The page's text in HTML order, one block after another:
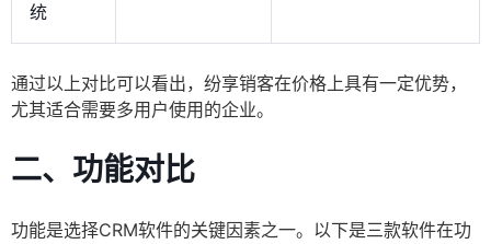
统
通过以上对比可以看出，纷享销客在价格上具有一定优势，
尤其适合需要多用户使用的企业。
二、功能对比
功能是选择CRM软件的关键因素之一。以下是三款软件在功